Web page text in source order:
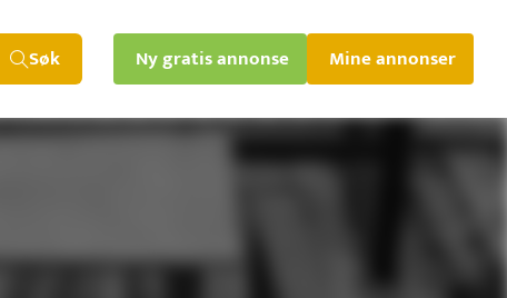
Søk Ny gratis annonse Mine annonser